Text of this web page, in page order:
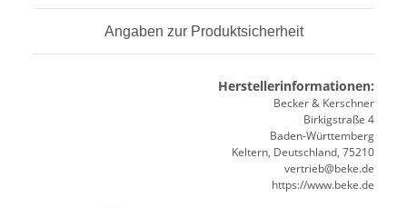
Angaben zur Produktsicherheit
Herstellerinformationen:
Becker & Kerschner
Birkigstraße 4
Baden-Württemberg
Keltern, Deutschland, 75210
vertrieb@beke.de
https://www.beke.de